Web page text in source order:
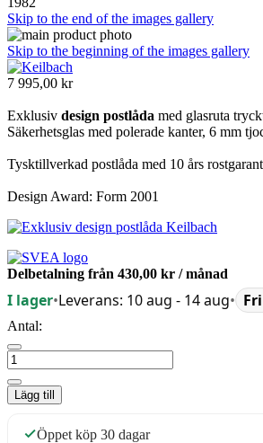
Skip to the end of the images gallery
Skip to the beginning of the images gallery
7 995,00 kr
Exklusiv design postlåda med glasruta
Säkerhetsglas med polerade kanter, 6 mm
Tysktillverkad postlåda med 10 års
Design Award: Form 2001
Delbetalning från 430,00 kr / månad
I lager•Leverans: 10 aug - 14 aug•
Antal:
Lägg till
Öppet köp 30 dagar